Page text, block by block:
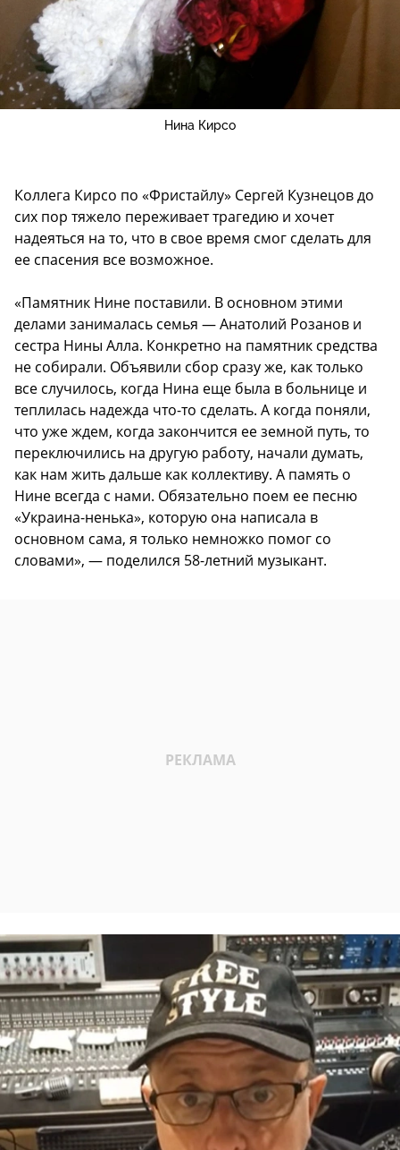
Нина Кирсо
Коллега Кирсо по «Фристайлу» Сергей Кузнецов до
сих пор тяжело переживает трагедию и хочет
надеяться на то, что в свое время смог сделать для
ее спасения все возможное.
«Памятник Нине поставили. В основном этими
делами занималась семья — Анатолий Розанов и
сестра Нины Алла. Конкретно на памятник средства
не собирали. Объявили сбор сразу же, как только
все случилось, когда Нина еще была в больнице и
теплилась надежда что-то сделать. А когда поняли,
что уже ждем, когда закончится ее земной путь, то
переключились на другую работу, начали думать,
как нам жить дальше как коллективу. А память о
Нине всегда с нами. Обязательно поем ее песню
«Украина-ненька», которую она написала в
основном сама, я только немножко помог со
словами», — поделился 58-летний музыкант.